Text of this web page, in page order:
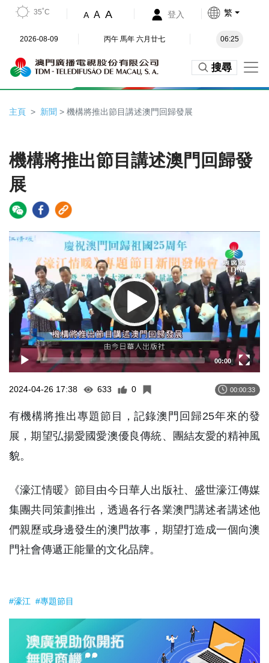
35˚C A A A 登入 繁
2026-08-09 丙午 馬年 六月廿七 06:25
搜尋
主頁 新聞 > 機構將推出節目講述澳門回歸發展
機構將推出節目講述澳門回歸發
展
Video
00:00
2024-04-26 17:38 633 0 00:00:33
有機構將推出專題節目，記錄澳門回歸25年來的發
展，期望弘揚愛國愛澳優良傳統、團結友愛的精神風
貌。
《濠江情暖》節目由今日華人出版社、盛世濠江傳媒
集團共同策劃推出，透過各行各業澳門講述者講述他
們親歷或身邊發生的澳門故事，期望打造成一個向澳
門社會傳遞正能量的文化品牌。
#濠江 #專題節目